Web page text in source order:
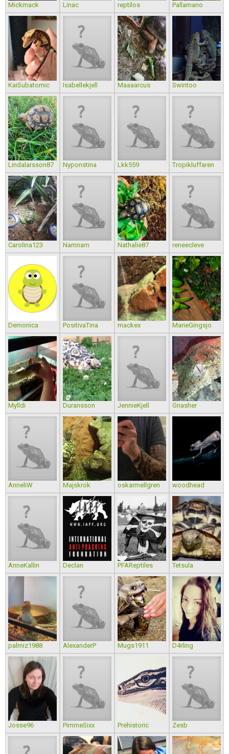
Mickmack Linac reptilos Pallamano
KaiSubatomic Isabellekjell Maaaarcus Swintoo
Lindalarsson87 Nyponstina Lkk559 Tropikluffaren
Carolina123 Namnam Nathalie87 reneecleve
Demonica PositivaTina mackex MarieGingsjo
Mylldi Duransson JennieKjell Gnasher
AnneliW Majskrok oskarmellgren woodhead
AnneKallin Declan PFAReptiles Tetsula
palmiz1988 AlexanderP Mugs1911 D4rling
Josse96 PimmeSixx Prehistoric Zesb